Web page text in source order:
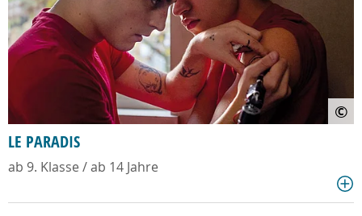
©
LE PARADIS
ab 9. Klasse / ab 14 Jahre